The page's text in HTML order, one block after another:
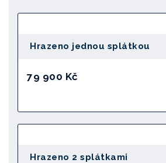
Hrazeno jednou splátkou
79 900 Kč
Hrazeno 2 splátkami